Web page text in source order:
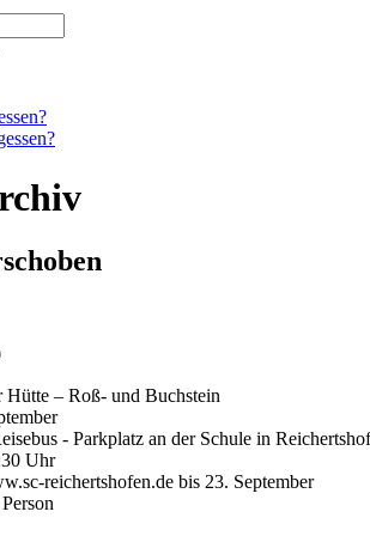
Hütte – Roß- und Buchstein
- Parkplatz an der Schule in
Uhr
reichertshofen.de bis 23. September